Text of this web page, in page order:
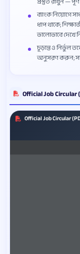
ব্যাংক নিয়োগে
ধাপ থাকে;
ভালোভাবে দেখে
চূড়ান্ত ও নির্ভুল
অনুসরণ করুন;
Official Job Circular
Official Job Circular